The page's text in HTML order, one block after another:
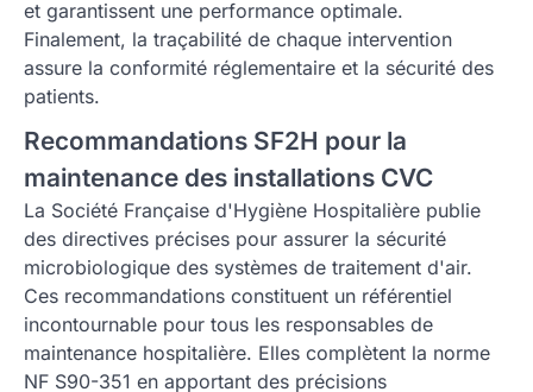
et garantissent une performance optimale.
Finalement, la traçabilité de chaque intervention
assure la conformité réglementaire et la sécurité des
patients.
Recommandations SF2H pour la
maintenance des installations CVC
La Société Française d'Hygiène Hospitalière publie
des directives précises pour assurer la sécurité
microbiologique des systèmes de traitement d'air.
Ces recommandations constituent un référentiel
incontournable pour tous les responsables de
maintenance hospitalière. Elles complètent la norme
NF S90-351 en apportant des précisions